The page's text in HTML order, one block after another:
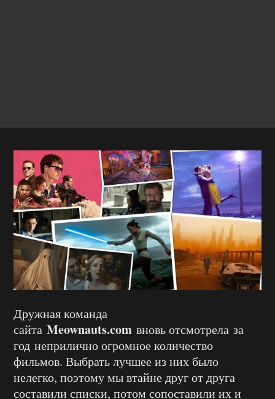
Дружная команда
сайта Meownauts.com вновь отсмотрела за
год неприлично огромное количество
фильмов. Выбрать лучшее из них было
нелегко, поэтому мы втайне друг от друга
составили списки, потом сопоставили их и